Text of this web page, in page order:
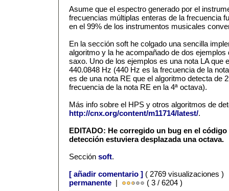
Asume que el espectro generado por el
frecuencias múltiplas enteras de la frecuencia
en el 99% de los instrumentos musicales
En la sección soft he colgado una sencilla
algoritmo y la he acompañado de dos
saxo. Uno de los ejemplos es una nota LA que
440.0848 Hz (440 Hz es la frecuencia de la
es de una nota RE que el algoritmo detecta de
frecuencia de la nota RE en la 4ª octava).
Más info sobre el HPS y otros algoritmos de
http://cnx.org/content/m11714/latest/.
EDITADO: He corregido un bug en el
detección estuviera desplazada una octava.
Sección soft.
[ añadir comentario ] ( 2769 visualizaciones
permanente | ( 3 / 6204 )